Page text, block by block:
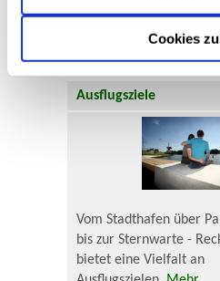
Cookies
Finanzielle und soziale
Ausflugsziele
Vom Stadthafen über
bis zur Sternwarte -
bietet eine Vielfalt an